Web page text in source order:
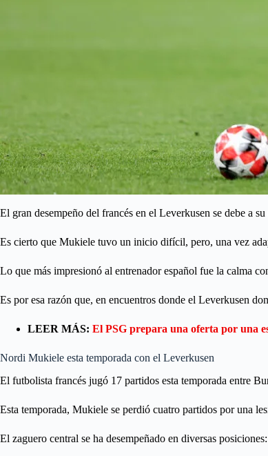
El gran desempeño del francés en el Leverkusen se debe a
Es cierto que Mukiele tuvo un inicio difícil, pero, una vez
Lo que más impresionó al entrenador español fue la calma
Es por esa razón que, en encuentros donde el Leverkusen
LEER MÁS: El PSG prepara una oferta por una
Nordi Mukiele esta temporada con el Leverkusen
El futbolista francés jugó 17 partidos esta temporada entre
Esta temporada, Mukiele se perdió cuatro partidos por una
El zaguero central se ha desempeñado en diversas